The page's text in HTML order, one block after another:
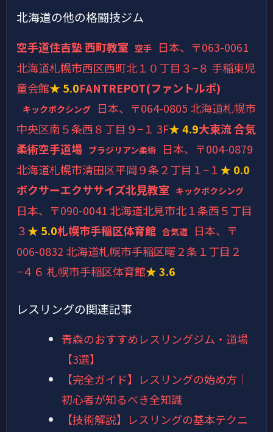
北海道の他の格闘技ジム
空手道住吉塾 西町教室 空手
日本、〒063-0061
北海道札幌市西区西町北１０丁目３−８ 手稲東児
童会館★ 5.0FANTREPOT(ファントルポ)
キックボクシング
日本、〒064-0805 北海道札幌市
中央区南５条西８丁目９−１ 3F★ 4.9大東流 合気
柔術空手道場 ブラジリアン柔術
日本、〒004-0879
北海道札幌市清田区平岡９条２丁目１−１★ 0.0
ボクサーエクササイズ北見教室 キックボクシング
日本、〒090-0041 北海道北見市北１条西５丁目
３★ 5.0札幌市手稲区体育館 合気道
日本、〒
006-0832 北海道札幌市手稲区曙２条１丁目２
−４６ 札幌市手稲区体育館★ 3.6
レスリングの関連記事
青森のおすすめレスリングジム・道場
【3選】
【完全ガイド】レスリングの始め方｜
初心者が知るべき全知識
【技術解説】レスリングの基本テクニ